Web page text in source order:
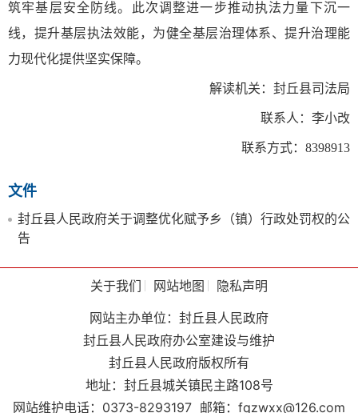
筑牢基层安全防线。此次调整进一步推动执法力量下沉一
线，提升基层执法效能，为健全基层治理体系、提升治理能
力现代化提供坚实保障。
解读机关：封丘县司法局
联系人：李小改
联系方式：8398913
文件
封丘县人民政府关于调整优化赋予乡（镇）行政处罚权的公
告
关于我们 网站地图
隐私声明
网站主办单位：封丘县人民政府
封丘县人民政府办公室建设与维护
封丘县人民政府版权所有
地址：封丘县城关镇民主路108号
网站维护电话：0373-8293197 邮箱：fqzwxx@126.com